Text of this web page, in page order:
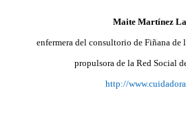
Maite Martínez
enfermera del consultorio de Fiñana
propulsora de la Red Social
http://